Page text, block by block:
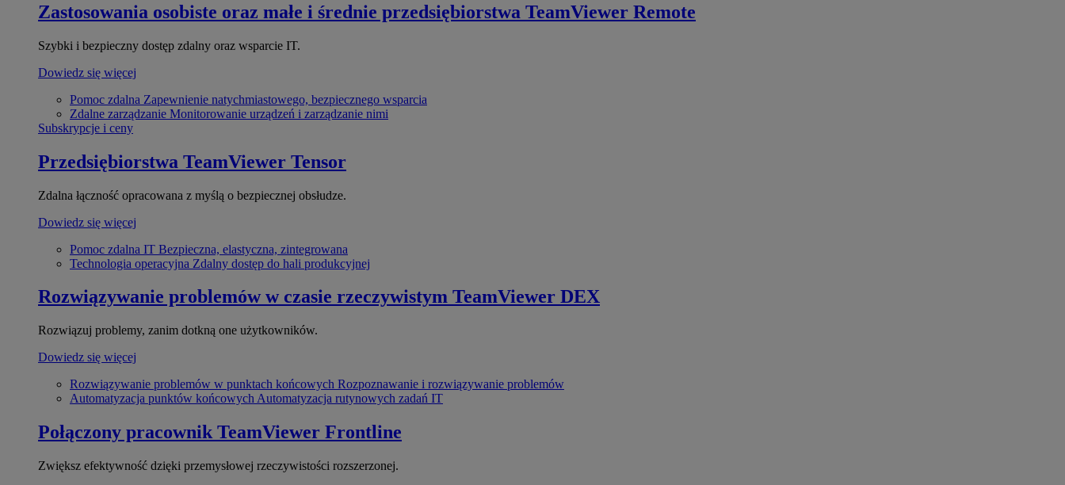
Zastosowania osobiste oraz małe i średnie przedsiębiorstwa TeamViewer Remote
Szybki i bezpieczny dostęp zdalny oraz wsparcie IT.
Dowiedz się więcej
Pomoc zdalna Zapewnienie natychmiastowego, bezpiecznego wsparcia
Zdalne zarządzanie Monitorowanie urządzeń i zarządzanie nimi
Subskrypcje i ceny
Przedsiębiorstwa TeamViewer Tensor
Zdalna łączność opracowana z myślą o bezpiecznej obsłudze.
Dowiedz się więcej
Pomoc zdalna IT Bezpieczna, elastyczna, zintegrowana
Technologia operacyjna Zdalny dostęp do hali produkcyjnej
Rozwiązywanie problemów w czasie rzeczywistym TeamViewer DEX
Rozwiązuj problemy, zanim dotkną one użytkowników.
Dowiedz się więcej
Rozwiązywanie problemów w punktach końcowych Rozpoznawanie i rozwiązywanie problemów
Automatyzacja punktów końcowych Automatyzacja rutynowych zadań IT
Połączony pracownik TeamViewer Frontline
Zwiększ efektywność dzięki przemysłowej rzeczywistości rozszerzonej.